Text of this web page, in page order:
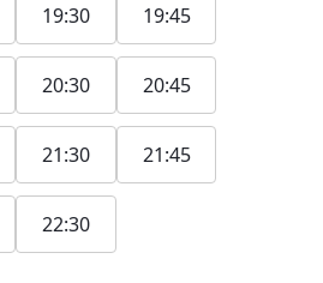
19:30 19:45
20:30 20:45
21:30 21:45
22:30